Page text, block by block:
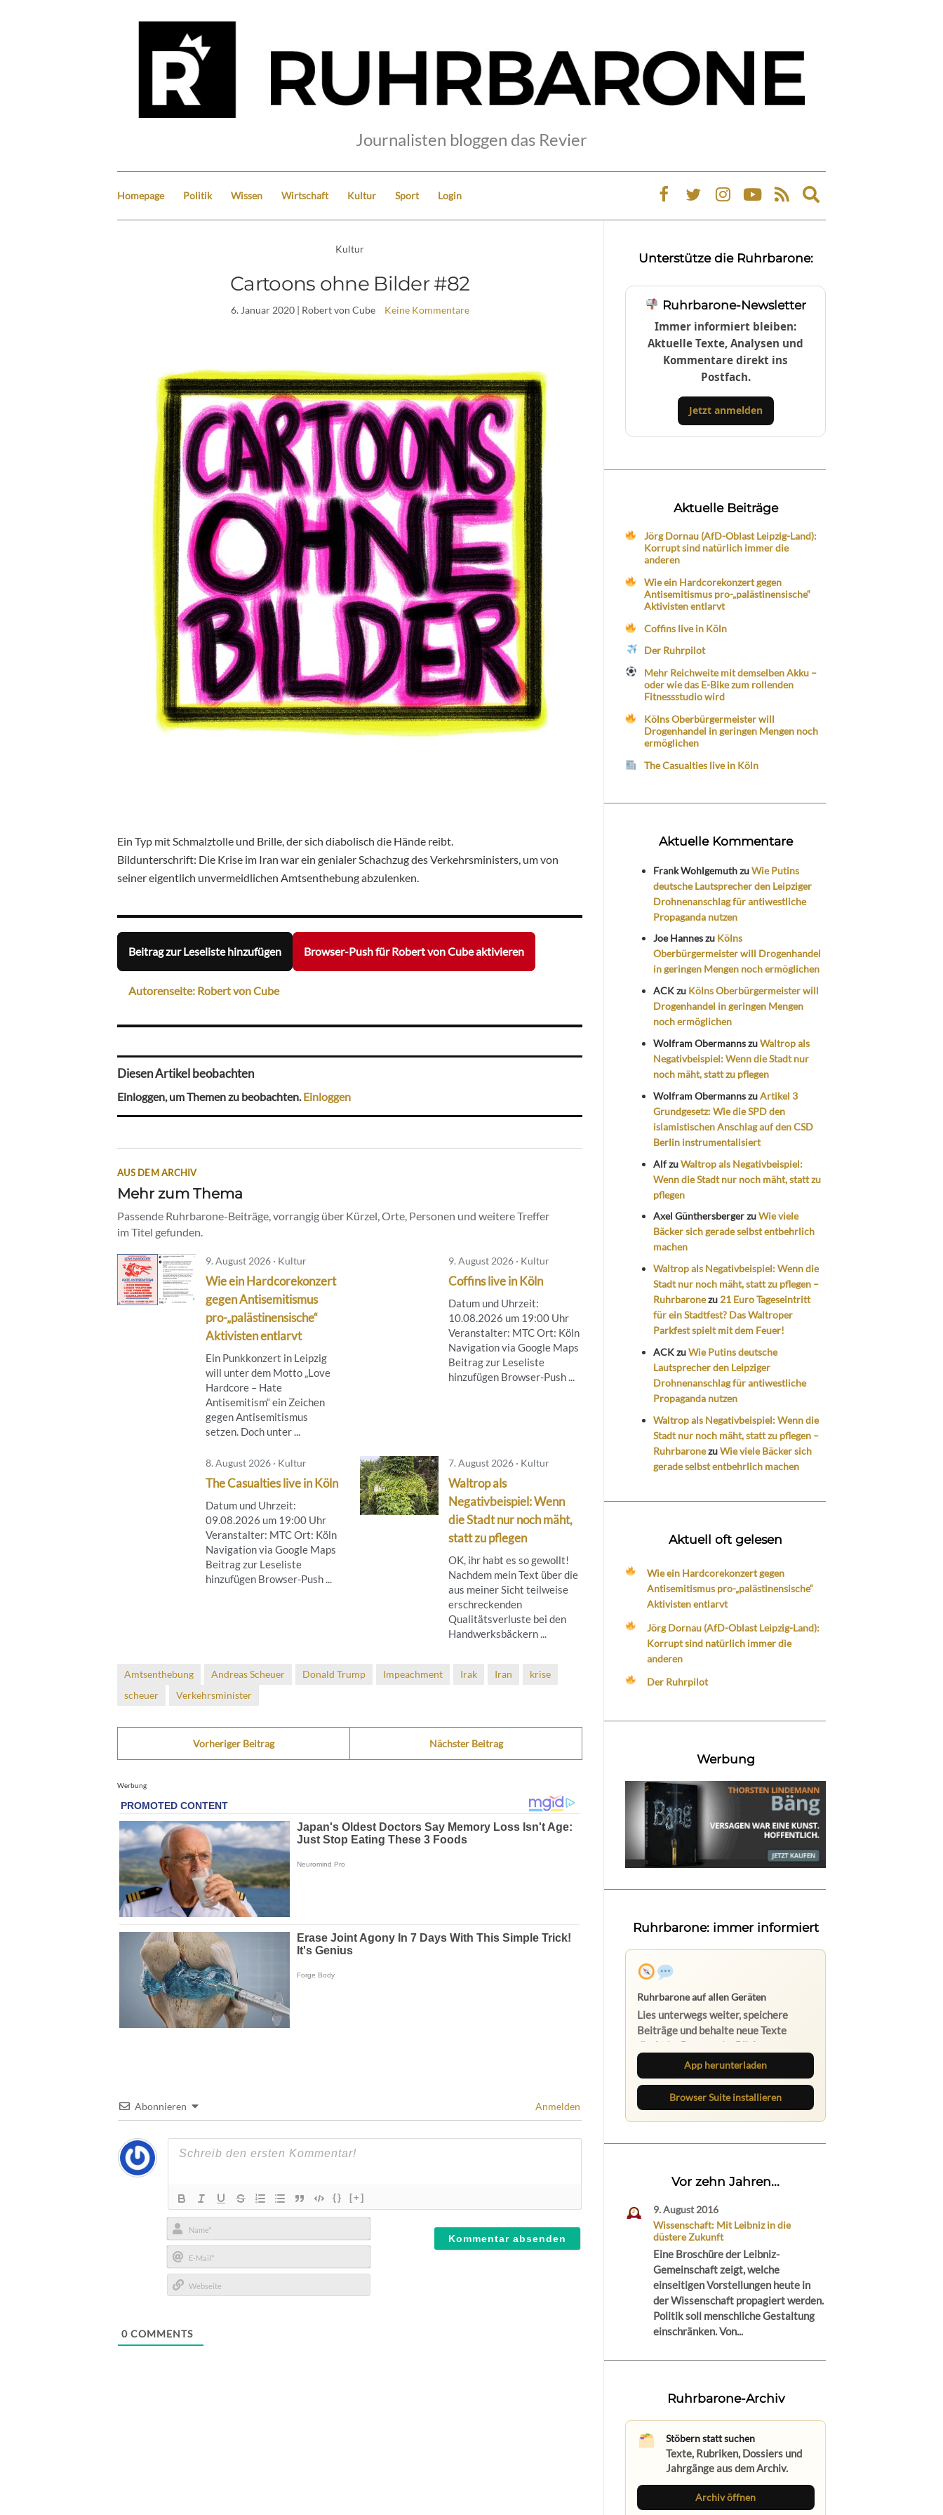
Journalisten bloggen das Revier
Homepage Politik Wissen Wirtschaft Kultur Sport Login
Expand
search
Kultur
Cartoons ohne Bilder #82
6. Januar 2020| Robert von Cube Keine Kommentare
Ein Typ mit Schmalztolle und Brille, der sich diabolisch die Hände reibt.
Bildunterschrift: Die Krise im Iran war ein genialer Schachzug des Verkehrsministers, um von
seiner eigentlich unvermeidlichen Amtsenthebung abzulenken.
Beitrag zur Leseliste hinzufügen Browser-Push für Robert von Cube aktivieren
Autorenseite: Robert von Cube
Diesen Artikel beobachten
Einloggen, um Themen zu beobachten.Einloggen
AUS DEM ARCHIV
Mehr zum Thema
Passende Ruhrbarone-Beiträge, vorrangig über Kürzel, Orte, Personen und weitere Treffer
im Titel gefunden.
9. August 2026 · Kultur
Wie ein Hardcorekonzert
gegen Antisemitismus
pro-„palästinensische“
Aktivisten entlarvt
Ein Punkkonzert in Leipzig
will unter dem Motto „Love
Hardcore – Hate
Antisemitism“ ein Zeichen
gegen Antisemitismus
setzen. Doch unter ...
9. August 2026 · Kultur
Coffins live in Köln
Datum und Uhrzeit:
10.08.2026 um 19:00 Uhr
Veranstalter: MTC Ort: Köln
Navigation via Google Maps
Beitrag zur Leseliste
hinzufügen Browser-Push ...
8. August 2026 · Kultur
The Casualties live in Köln
Datum und Uhrzeit:
09.08.2026 um 19:00 Uhr
Veranstalter: MTC Ort: Köln
Navigation via Google Maps
Beitrag zur Leseliste
hinzufügen Browser-Push ...
7. August 2026 · Kultur
Waltrop als
Negativbeispiel: Wenn
die Stadt nur noch mäht,
statt zu pflegen
OK, ihr habt es so gewollt!
Nachdem mein Text über die
aus meiner Sicht teilweise
erschreckenden
Qualitätsverluste bei den
Handwerksbäckern ...
Amtsenthebung Andreas Scheuer Donald Trump Impeachment Irak Iran
krise
scheuer
Verkehrsminister
Vorheriger Beitrag Nächster Beitrag
Werbung
Abonnieren Anmelden
{} [+]
Name*
E-
Mail*
0 COMMENTS
Unterstütze die Ruhrbarone:
Ruhrbarone-Newsletter
Immer informiert bleiben:
Aktuelle Texte, Analysen und
Kommentare direkt ins
Postfach.
Jetzt anmelden
Aktuelle Beiträge
Jörg Dornau (AfD-Oblast Leipzig-Land):
Korrupt sind natürlich immer die
anderen
Wie ein Hardcorekonzert gegen
Antisemitismus pro-„palästinensische“
Aktivisten entlarvt
Coffins live in Köln
Der Ruhrpilot
Mehr Reichweite mit demselben Akku –
oder wie das E-Bike zum rollenden
Fitnessstudio wird
Kölns Oberbürgermeister will
Drogenhandel in geringen Mengen noch
ermöglichen
The Casualties live in Köln
Aktuelle Kommentare
Frank WohlgemuthzuWie Putins
deutsche Lautsprecher den Leipziger
Drohnenanschlag für antiwestliche
Propaganda nutzen
Joe Hanneszu Kölns
Oberbürgermeister will Drogenhandel
in geringen Mengen noch ermöglichen
ACKzu Kölns Oberbürgermeister will
Drogenhandel in geringen Mengen
noch ermöglichen
Wolfram ObermannszuWaltrop als
Negativbeispiel: Wenn die Stadt nur
noch mäht, statt zu pflegen
Wolfram ObermannszuArtikel 3
Grundgesetz: Wie die SPD den
islamistischen Anschlag auf den CSD
Berlin instrumentalisiert
AlfzuWaltrop als Negativbeispiel:
Wenn die Stadt nur noch mäht, statt zu
pflegen
Axel GünthersbergerzuWie viele
Bäcker sich gerade selbst entbehrlich
machen
Waltrop als Negativbeispiel: Wenn die
Stadt nur noch mäht, statt zu pflegen –
Ruhrbaronezu 21 Euro Tageseintritt
für ein Stadtfest? Das Waltroper
Parkfest spielt mit dem Feuer!
ACKzuWie Putins deutsche
Lautsprecher den Leipziger
Drohnenanschlag für antiwestliche
Propaganda nutzen
Waltrop als Negativbeispiel: Wenn die
Stadt nur noch mäht, statt zu pflegen –
RuhrbaronezuWie viele Bäcker sich
gerade selbst entbehrlich machen
Aktuell oft gelesen
Wie ein Hardcorekonzert gegen
Antisemitismus pro-„palästinensische“
Aktivisten entlarvt
Jörg Dornau (AfD-Oblast Leipzig-Land):
Korrupt sind natürlich immer die
anderen
Der Ruhrpilot
Werbung
Ruhrbarone: immer informiert
App herunterladen
Browser Suite installieren
Vor zehn Jahren...
9. August 2016
Wissenschaft: Mit Leibniz in die
düstere Zukunft
Eine Broschüre der Leibniz-
Gemeinschaft zeigt, welche
einseitigen Vorstellungen heute in
der Wissenschaft propagiert werden.
Politik soll menschliche Gestaltung
einschränken. Von...
Ruhrbarone-Archiv
Stöbern statt suchen
Texte, Rubriken, Dossiers und
Jahrgänge aus dem Archiv.
Archiv öffnen